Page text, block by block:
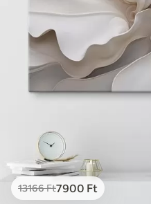
13166Ft7900 Ft